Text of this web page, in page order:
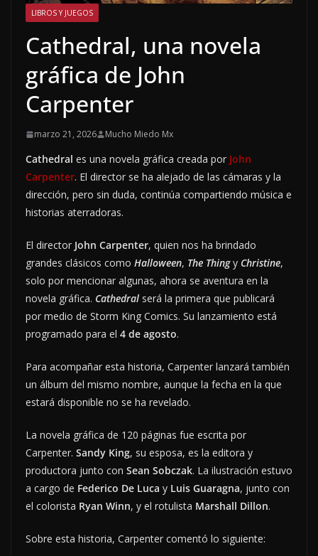
LIBROS Y JUEGOS
Cathedral, una novela
gráfica de John
Carpenter
marzo 21, 2026 Mucho Miedo Mx
Cathedral es una novela gráfica creada por John
Carpenter. El director se ha alejado de las cámaras y la
dirección, pero sin duda, continúa compartiendo música e
historias aterradoras.
El director John Carpenter, quien nos ha brindado
grandes clásicos como Halloween, The Thingy Christine,
solo por mencionar algunas, ahora se aventura en la
novela gráfica. Cathedral será la primera que publicará
por medio de Storm King Comics. Su lanzamiento está
programado para el 4 de agosto.
Para acompañar esta historia, Carpenter lanzará también
un álbum del mismo nombre, aunque la fecha en la que
estará disponible no se ha revelado.
La novela gráfica de 120 páginas fue escrita por
Carpenter. Sandy King, su esposa, es la editora y
productora junto con Sean Sobczak. La ilustración estuvo
a cargo de Federico De Luca y Luis Guaragna, junto con
el colorista Ryan Winn, y el rotulista Marshall Dillon.
Sobre esta historia, Carpenter comentó lo siguiente: